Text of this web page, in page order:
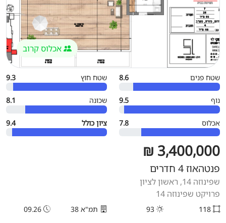
אכלוס קרוב
שטח פנים 8.6 שטח חוץ 9.3
נוף 9.5 שכונה 8.1
אכלוס 7.8 ציון כולל 9.4
3,400,000 ₪
פנטהאוז 4 חדרים
שפינוזה 14, ראשון לציון
פרויקט שפינוזה 14
תמ"א 38